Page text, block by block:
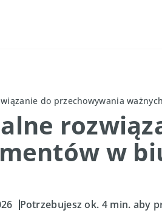
do przechowywania
w
Potrzebujesz ok. 4 min. aby